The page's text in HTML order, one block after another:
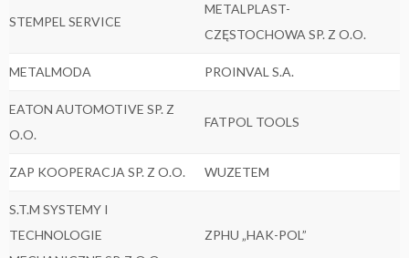
STEMPEL SERVICE
METALPLAST-
CZĘSTOCHOWA SP. Z O.O.
METALMODA PROINVAL S.A.
EATON AUTOMOTIVE SP. Z
O.O.
FATPOL TOOLS
ZAP KOOPERACJA SP. Z O.O. WUZETEM
S.T.M SYSTEMY I
TECHNOLOGIE
ZPHU „HAK-POL”